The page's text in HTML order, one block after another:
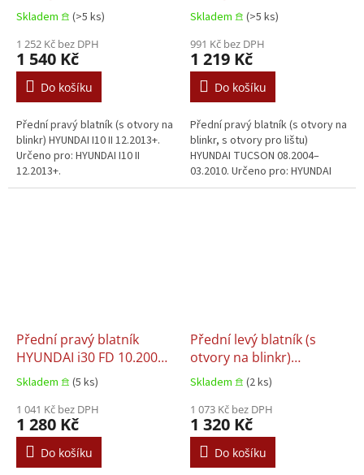
HYUNDAI I10 II 12.2013+
Skladem 𖠿 (>5 ks)
1 252 Kč bez DPH
1 540 Kč
Do košíku
Přední pravý blatník (s otvory na
blinkr) HYUNDAI I10 II 12.2013+.
Určeno pro: HYUNDAI I10 II
12.2013+.
pro lištu) HYUNDAI
TUCSON 08.2004–03.2010
Skladem 𖠿 (>5 ks)
991 Kč bez DPH
1 219 Kč
Do košíku
Přední pravý blatník (s otvory na
blinkr, s otvory pro lištu)
HYUNDAI TUCSON 08.2004–
03.2010. Určeno pro: HYUNDAI
TUCSON 08.2004–03.2010.
Přední pravý blatník
HYUNDAI i30 FD 10.2007–
06.2012
Skladem 𖠿 (5 ks)
1 041 Kč bez DPH
1 280 Kč
Do košíku
Přední levý blatník (s
otvory na blinkr)
HYUNDAI MATRIX
06.2001–03.2008
Skladem 𖠿 (2 ks)
1 073 Kč bez DPH
1 320 Kč
Do košíku